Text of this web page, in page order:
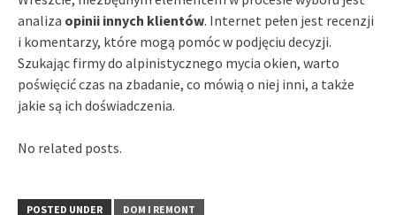
analiza opinii innych klientów. Internet pełen jest recenzji
i komentarzy, które mogą pomóc w podjęciu decyzji.
Szukając firmy do alpinistycznego mycia okien, warto
poświęcić czas na zbadanie, co mówią o niej inni, a także
jakie są ich doświadczenia.
No related posts.
POSTED UNDER DOM I REMONT